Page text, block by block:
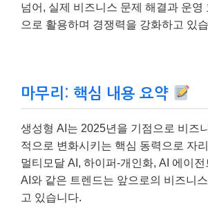
넘어, 실제 비즈니스 문제 해결과 운영
으로 활용하며 경쟁력을 강화하고 있
마무리: 핵심 내용 요약
생성형 AI는 2025년을 기점으로 비즈
적으로 변화시키는 핵심 동력으로 자
멀티모달 AI, 하이퍼-개인화, AI 에이
AI와 같은 트렌드는 앞으로의 비즈니
고 있습니다.